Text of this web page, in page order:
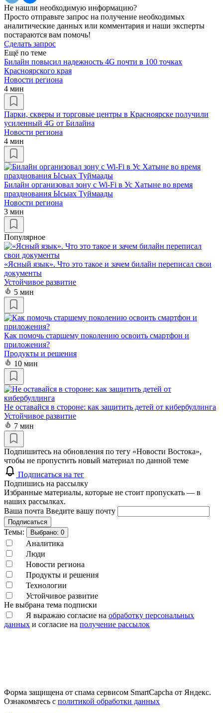
Не нашли необходимую информацию?
Просто отправьте запрос на получение необходимых
аналитические данных или комментария и наши эксперты
постараются вам помочь!
Сделать запрос
Ещё по теме
Билайн повысил надежность 4G почти в 100 точках
Красноярского края
Новости региона
4 мин
Парки, скверы и торговые центры в Красноярске получили
усиленный 4G от Билайна
Новости региона
4 мин
Билайн организовал зону с Wi-Fi в Ус Хатыне во время
празднования Ысыах Туймаады
Новости региона
3 мин
Популярное
«Ясный язык». Что это такое и зачем билайн переписал свои
документы
Устойчивое развитие
5 мин
Как помочь старшему поколению освоить смартфон и
приложения?
Продукты и решения
10 мин
Не оставайся в стороне: как защитить детей от кибербуллинга
Устойчивое развитие
7 мин
Подпишитесь на обновления по тегу «Новости Востока»,
чтобы не пропустить новый материал по данной теме
Подписаться на тег
Подпишись на рассылку
Избранные материалы, которые не стоит пропускать — в
наших рассылках.
Ваша почта Введите вашу почту
Подписаться
Темы: Выбрано: 0
Аналитика
Люди
Новости региона
Продукты и решения
Технологии
Устойчивое развитие
Не выбрана тема подписки
Я выражаю согласие на обработку персональных
данных и согласие на получение рассылок
Форма защищена от спама сервисом SmartCapcha от Яндекс.
Ознакомьтесь с политикой обработки данных